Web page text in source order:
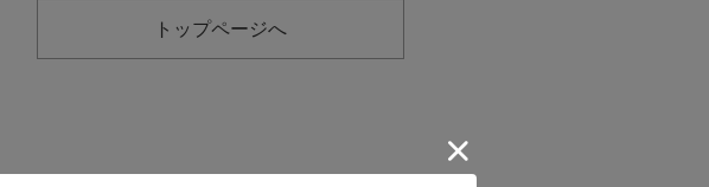
トップページへ